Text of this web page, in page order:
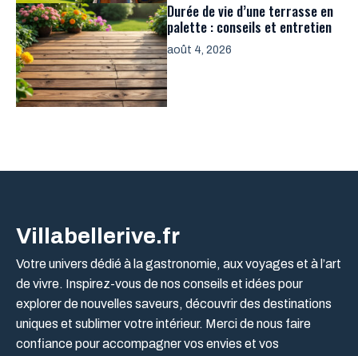
Durée de vie d’une terrasse en
palette : conseils et entretien
août 4, 2026
Villabellerive.fr
Votre univers dédié à la gastronomie, aux voyages et à l’art
de vivre. Inspirez-vous de nos conseils et idées pour
explorer de nouvelles saveurs, découvrir des destinations
uniques et sublimer votre intérieur. Merci de nous faire
confiance pour accompagner vos envies et vos